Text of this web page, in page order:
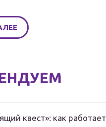
квест»: как работает